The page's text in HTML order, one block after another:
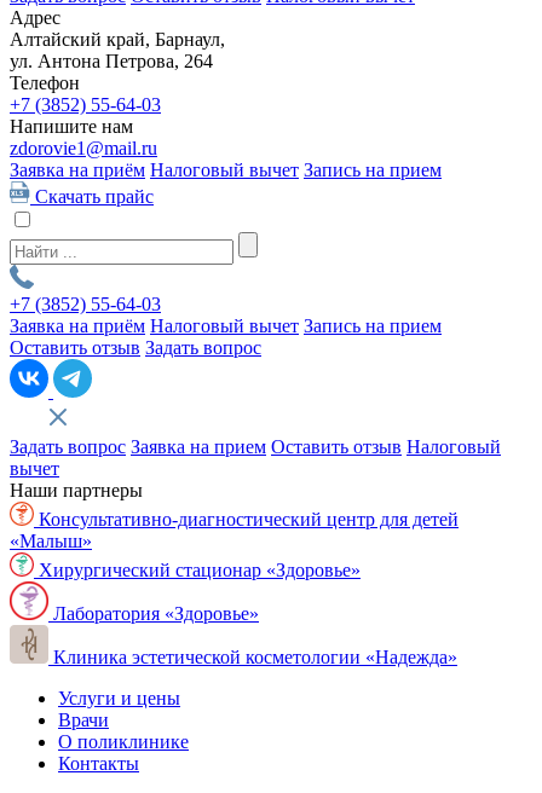
Адрес
Алтайский край, Барнаул,
ул. Антона Петрова, 264
Телефон
+7 (3852) 55-64-03
Напишите нам
zdorovie1@mail.ru
Заявка на приём Налоговый вычет Запись на прием
Скачать прайс
+7 (3852) 55-64-03
Заявка на приём Налоговый вычет Запись на прием
Оставить отзыв Задать вопрос
Задать вопрос Заявка на прием Оставить отзыв Налоговый
вычет
Наши партнеры
Консультативно-диагностический центр для детей
«Малыш»
Хирургический стационар «Здоровье»
Лаборатория «Здоровье»
Клиника эстетической косметологии «Надежда»
Услуги и цены
Врачи
О поликлинике
Контакты